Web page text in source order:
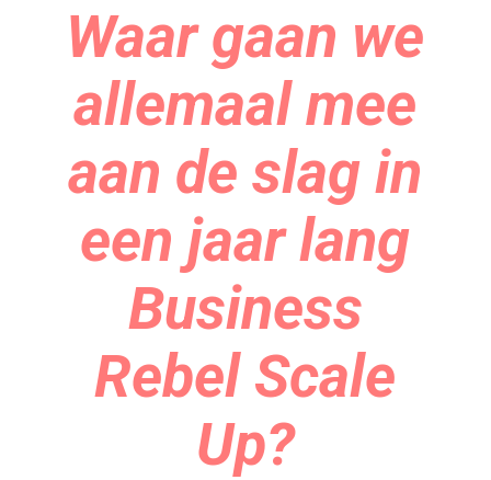
Waar gaan we
allemaal mee
aan de slag in
een jaar lang
Business
Rebel Scale
Up?